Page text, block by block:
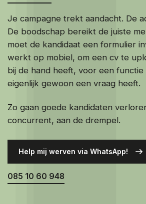
Ons werk
Over ons
Contact
Je campagne trekt aandacht. De
De boodschap bereikt de juiste
moet de kandidaat een formulier
werkt op mobiel, om een cv te
bij de hand heeft, voor een functie
eigenlijk gewoon een vraag heeft.
Zo gaan goede kandidaten
concurrent, aan de drempel.
Help mij werven via WhatsApp!
085 10 60 948